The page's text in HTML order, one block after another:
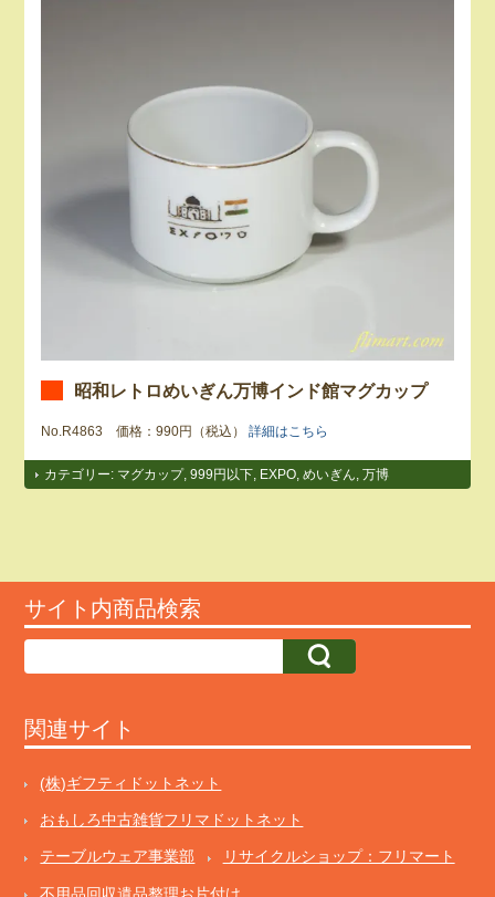
昭和レトロめいぎん万博インド館マグカップ
No.R4863 価格：990円（税込）詳細はこちら
カテゴリー: マグカップ,999円以下 , EXPO,めいぎん, 万博
サイト内商品検索
関連サイト
(株)ギフティドットネット
おもしろ中古雑貨フリマドットネット
テーブルウェア事業部 リサイクルショップ：フリマート
不用品回収遺品整理お片付け